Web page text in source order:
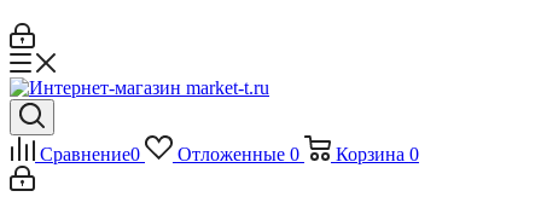
Сравнение0 Отложенные 0 Корзина 0